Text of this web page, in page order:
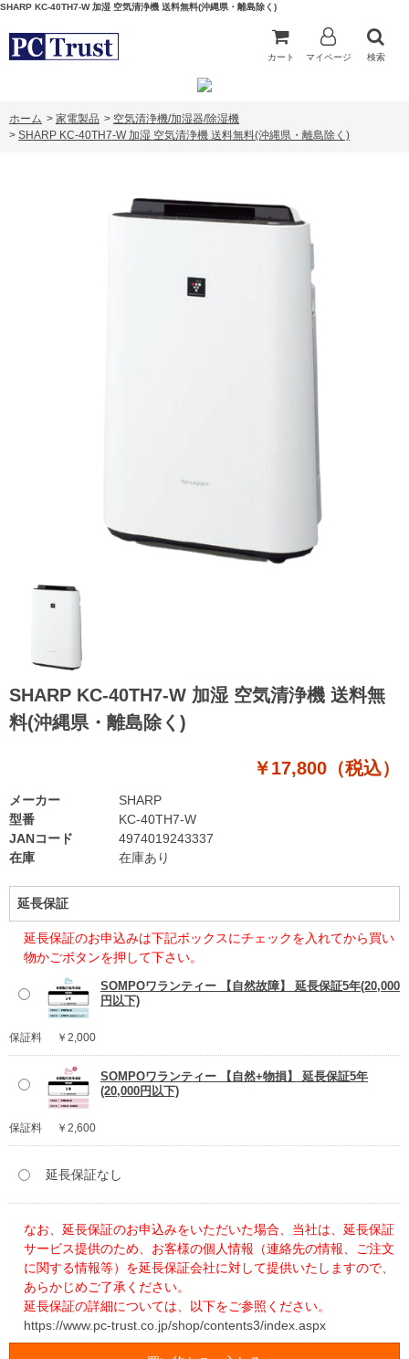
SHARP KC-40TH7-W 加湿 空気清浄機 送料無料(沖縄県・離島除く)
カート マイページ 検索
ホーム > 家電製品 > 空気清浄機/加湿器/除湿機
> SHARP KC-40TH7-W 加湿 空気清浄機 送料無料(沖縄県・離島除く)
SHARP KC-40TH7-W 加湿 空気清浄機 送料無
料(沖縄県・離島除く)
￥17,800（税込）
型番
KC-40TH7-W
JANコード
4974019243337
在庫
在庫あり
メーカー SHARP
延長保証
延長保証のお申込みは下記ボックスにチェックを入れてから買い
物かごボタンを押して下さい。
SOMPOワランティー 【自然故障】 延長保証5年(20,000
円以下)
保証料 ￥2,000
SOMPOワランティー 【自然+物損】 延長保証5年
(20,000円以下)
保証料 ￥2,600
延長保証なし
なお、延長保証のお申込みをいただいた場合、当社は、延長保証
サービス提供のため、お客様の個人情報（連絡先の情報、ご注文
に関する情報等）を延長保証会社に対して提供いたしますので、
あらかじめご了承ください。
延長保証の詳細については、以下をご参照ください。
https://www.pc-trust.co.jp/shop/contents3/index.aspx